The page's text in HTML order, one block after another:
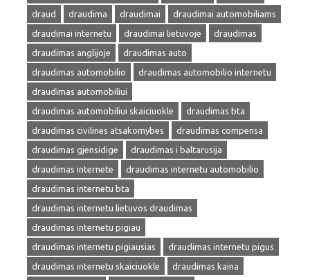
draud
draudima draudimai
draudimai automobiliams
draudimai internetu
draudimai lietuvoje
draudimas
draudimas anglijoje
draudimas auto
draudimas automobilio
draudimas automobilio internetu
draudimas automobiliui
draudimas automobiliui skaiciuokle
draudimas bta
draudimas civilines atsakomybes
draudimas compensa
draudimas gjensidige
draudimas i baltarusija
draudimas internete
draudimas internetu automobilio
draudimas internetu bta
draudimas internetu lietuvos draudimas
draudimas internetu pigiau
draudimas internetu pigiausias
draudimas internetu pigus
draudimas internetu skaiciuokle
draudimas kaina